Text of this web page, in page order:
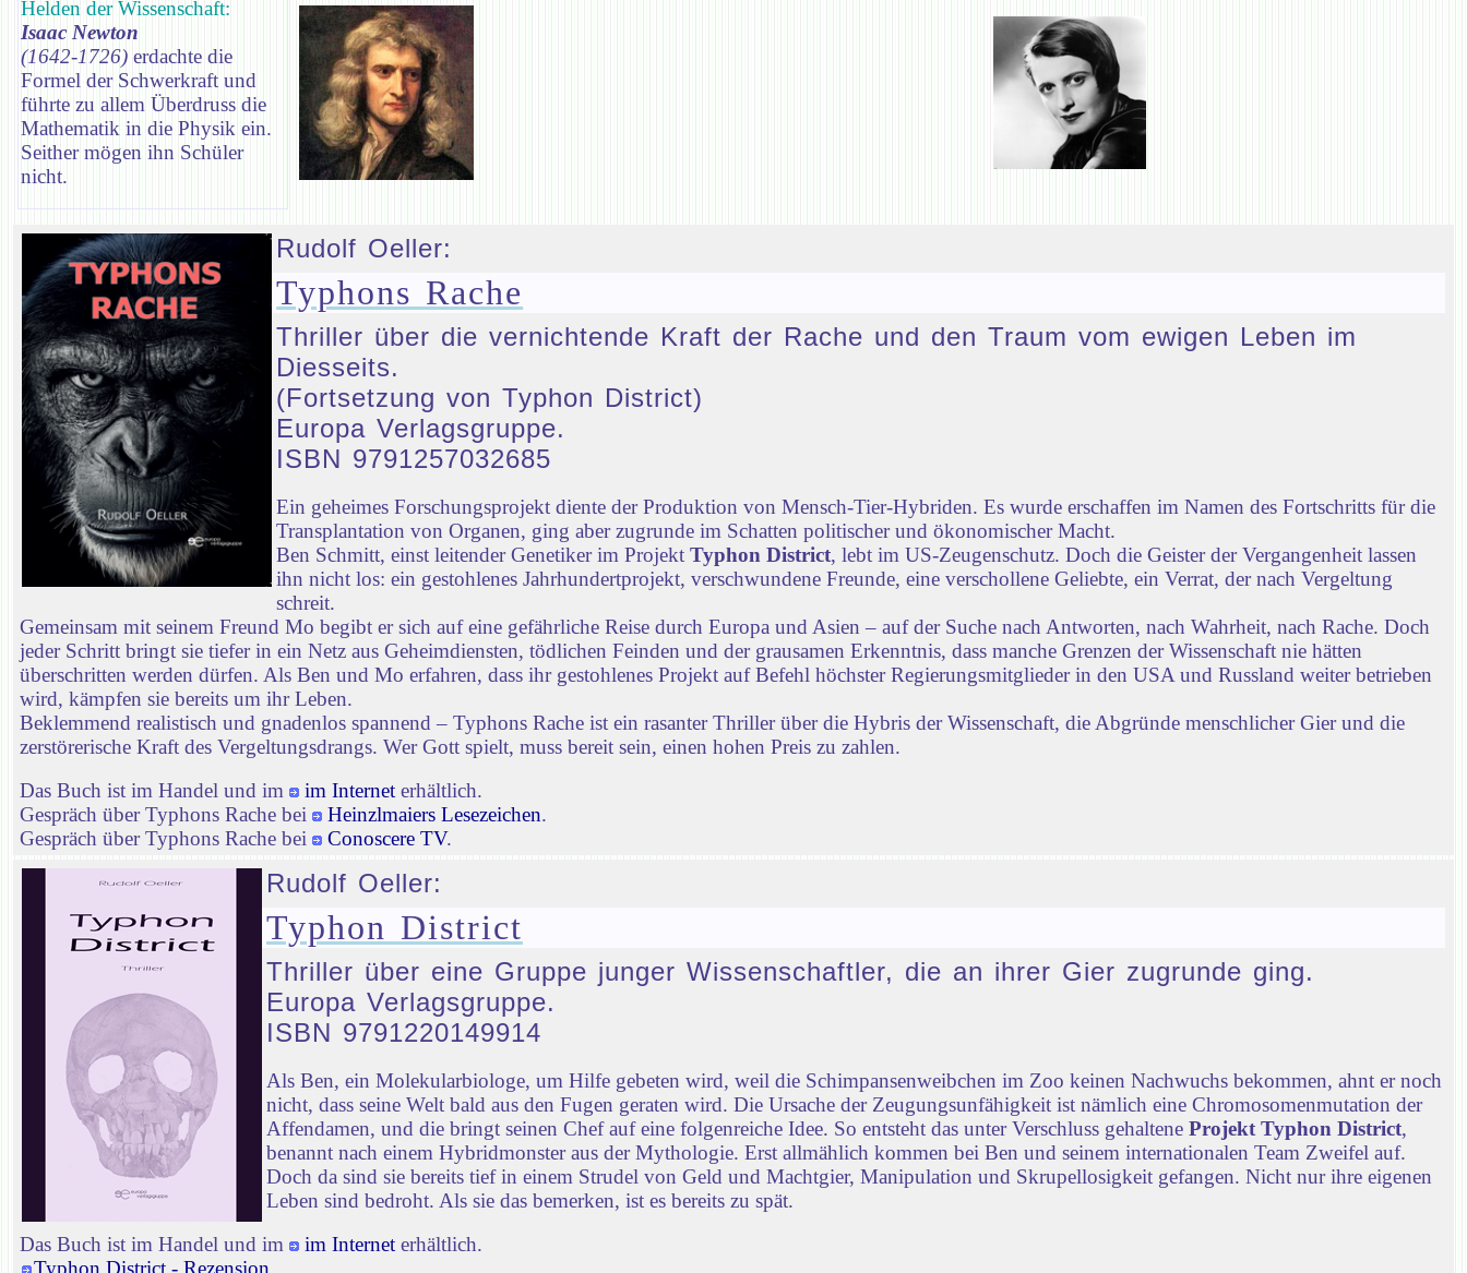
Helden der Wissenschaft:
Isaac Newton
(1642-1726) erdachte die
Formel der Schwerkraft und
führte zu allem Überdruss die
Mathematik in die Physik ein.
Seither mögen ihn Schüler
nicht.
Rudolf Oeller:
Typhons Rache
Thriller über die vernichtende Kraft der Rache und den Traum vom ewigen Leben im
Diesseits.
(Fortsetzung von Typhon District)
Europa Verlagsgruppe.
ISBN 9791257032685
Ein geheimes Forschungsprojekt diente der Produktion von Mensch-Tier-Hybriden. Es wurde erschaffen im Namen des Fortschritts für die
Transplantation von Organen, ging aber zugrunde im Schatten politischer und ökonomischer Macht.
Ben Schmitt, einst leitender Genetiker im ProjektTyphon District, lebt im US-Zeugenschutz. Doch die Geister der Vergangenheit lassen
ihn nicht los: ein gestohlenes Jahrhundertprojekt, verschwundene Freunde, eine verschollene Geliebte, ein Verrat, der nach Vergeltung
schreit.
Gemeinsam mit seinem Freund Mo begibt er sich auf eine gefährliche Reise durch Europa und Asien – auf der Suche nach Antworten, nach Wahrheit, nach Rache. Doch
jeder Schritt bringt sie tiefer in ein Netz aus Geheimdiensten, tödlichen Feinden und der grausamen Erkenntnis, dass manche Grenzen der Wissenschaft nie hätten
überschritten werden dürfen. Als Ben und Mo erfahren, dass ihr gestohlenes Projekt auf Befehl höchster Regierungsmitglieder in den USA und Russland weiter betrieben
wird, kämpfen sie bereits um ihr Leben.
Beklemmend realistisch und gnadenlos spannend – Typhons Rache ist ein rasanter Thriller über die Hybris der Wissenschaft, die Abgründe menschlicher Gier und die
zerstörerische Kraft des Vergeltungsdrangs. Wer Gott spielt, muss bereit sein, einen hohen Preis zu zahlen.
Das Buch ist im Handel und im
im Internet erhältlich.
Gespräch über Typhons Rache bei
Heinzlmaiers Lesezeichen.
Gespräch über Typhons Rache bei
Conoscere TV.
Rudolf Oeller:
Typhon District
Thriller über eine Gruppe junger Wissenschaftler, die an ihrer Gier zugrunde ging.
Europa Verlagsgruppe.
ISBN 9791220149914
Als Ben, ein Molekularbiologe, um Hilfe gebeten wird, weil die Schimpansenweibchen im Zoo keinen Nachwuchs bekommen, ahnt er noch
nicht, dass seine Welt bald aus den Fugen geraten wird. Die Ursache der Zeugungsunfähigkeit ist nämlich eine Chromosomenmutation der
Affendamen, und die bringt seinen Chef auf eine folgenreiche Idee. So entsteht das unter Verschluss gehaltene Projekt Typhon District,
benannt nach einem Hybridmonster aus der Mythologie. Erst allmählich kommen bei Ben und seinem internationalen Team Zweifel auf.
Doch da sind sie bereits tief in einem Strudel von Geld und Machtgier, Manipulation und Skrupellosigkeit gefangen. Nicht nur ihre eigenen
Leben sind bedroht. Als sie das bemerken, ist es bereits zu spät.
Das Buch ist im Handel und im
im Internet erhältlich.